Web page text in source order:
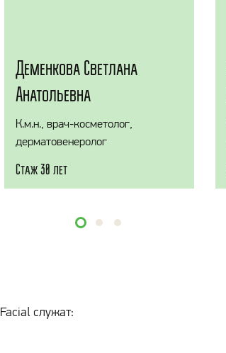
Деменкова Светлана
Анатольевна
К.м.н., врач-косметолог,
дерматовенеролог
Стаж 30 лет
служат: